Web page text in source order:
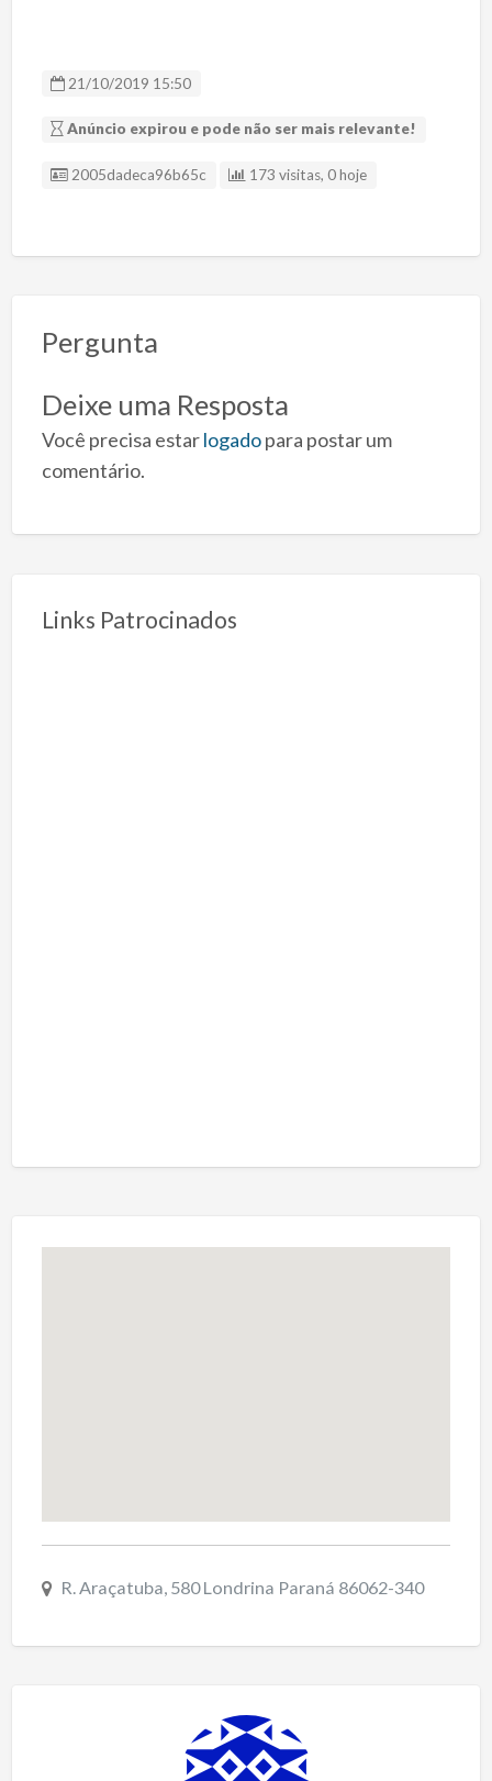
21/10/2019 15:50
Anúncio expirou e pode não ser mais relevante!
ID Anúncio
2005dadeca96b65c 173 visitas, 0 hoje
Pergunta
Deixe uma Resposta
Você precisa estarlogadopara postar um
comentário.
Links Patrocinados
R. Araçatuba, 580 Londrina Paraná 86062-340